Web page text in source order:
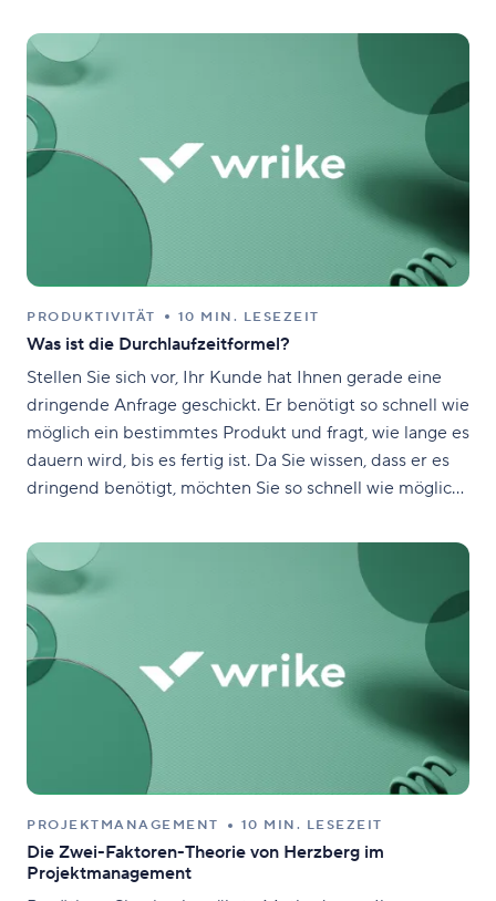
PRODUKTIVITÄT 10 MIN. LESEZEIT
Was ist die Durchlaufzeitformel?
Stellen Sie sich vor, Ihr Kunde hat Ihnen gerade eine
dringende Anfrage geschickt. Er benötigt so schnell wie
möglich ein bestimmtes Produkt und fragt, wie lange es
dauern wird, bis es fertig ist. Da Sie wissen, dass er es
dringend benötigt, möchten Sie so schnell wie möglich
Kunden innerhalb von
PROJEKTMANAGEMENT 10 MIN. LESEZEIT
Die Zwei-Faktoren-Theorie von Herzberg im
Projektmanagement